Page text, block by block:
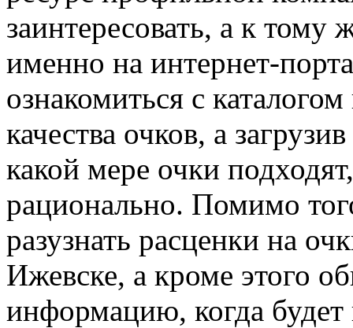
заинтересовать, а к тому
именно на интернет-
ознакомиться с
качества очков, а
какой мере очки
рационально. Помимо
разузнать расценки на
Ижевске, а кроме этого
информацию, когда будет